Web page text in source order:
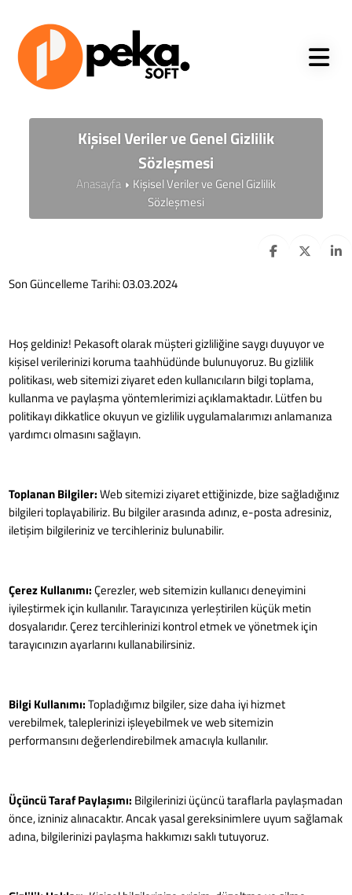
Kişisel Veriler ve Genel Gizlilik
Sözleşmesi
Anasayfa
Kişisel Veriler ve Genel Gizlilik
Sözleşmesi
Son Güncelleme Tarihi: 03.03.2024
Hoş geldiniz! Pekasoft olarak müşteri gizliliğine saygı duyuyor ve
kişisel verilerinizi koruma taahhüdünde bulunuyoruz. Bu gizlilik
politikası, web sitemizi ziyaret eden kullanıcıların bilgi toplama,
kullanma ve paylaşma yöntemlerimizi açıklamaktadır. Lütfen bu
politikayı dikkatlice okuyun ve gizlilik uygulamalarımızı anlamanıza
yardımcı olmasını sağlayın.
Toplanan Bilgiler:Web sitemizi ziyaret ettiğinizde, bize sağladığınız
bilgileri toplayabiliriz. Bu bilgiler arasında adınız, e-posta adresiniz,
iletişim bilgileriniz ve tercihleriniz bulunabilir.
Çerez Kullanımı:Çerezler, web sitemizin kullanıcı deneyimini
iyileştirmek için kullanılır. Tarayıcınıza yerleştirilen küçük metin
dosyalarıdır. Çerez tercihlerinizi kontrol etmek ve yönetmek için
tarayıcınızın ayarlarını kullanabilirsiniz.
Bilgi Kullanımı:Topladığımız bilgiler, size daha iyi hizmet
verebilmek, taleplerinizi işleyebilmek ve web sitemizin
performansını değerlendirebilmek amacıyla kullanılır.
Üçüncü Taraf Paylaşımı: Bilgilerinizi üçüncü taraflarla paylaşmadan
önce, izniniz alınacaktır. Ancak yasal gereksinimlere uyum sağlamak
adına, bilgilerinizi paylaşma hakkımızı saklı tutuyoruz.